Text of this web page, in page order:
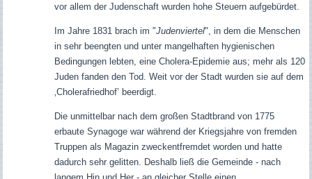
vor allem der Judenschaft wurden hohe Steuern aufgebürdet.
Im Jahre 1831 brach im "Judenviertel", in dem die Menschen
in sehr beengten und unter mangelhaften hygienischen
Bedingungen lebten, eine Cholera-Epidemie aus; mehr als 120
Juden fanden den Tod. Weit vor der Stadt wurden sie auf dem
‚Cholerafriedhof’ beerdigt.
Die unmittelbar nach dem großen Stadtbrand von 1775
erbaute Synagoge war während der Kriegsjahre von fremden
Truppen als Magazin zweckentfremdet worden und hatte
dadurch sehr gelitten. Deshalb ließ die Gemeinde - nach